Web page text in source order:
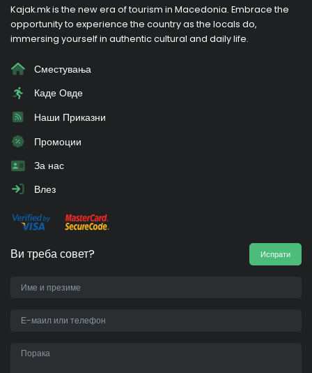
Kajak.mk is the new era of tourism in Macedonia. Embrace the
opportunity to experience the country as the locals do,
immersing yourself in authentic cultural and daily life.
Сместувања
Каде Овде
Наши Приказни
Промоции
За нас
Влез
Ви треба совет? Испрати